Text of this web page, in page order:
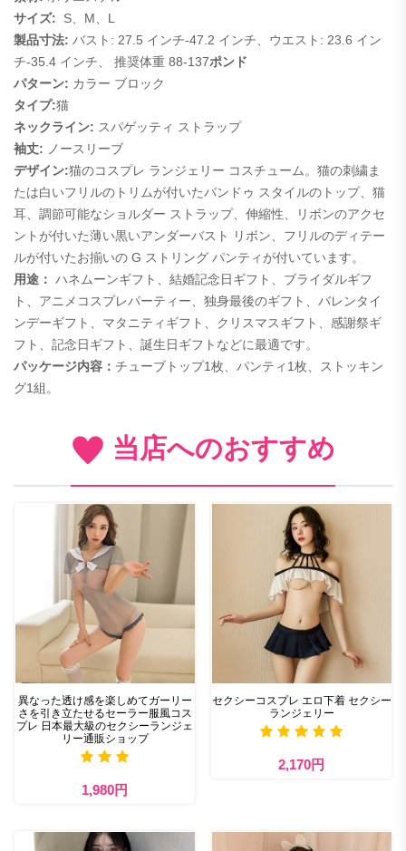
サイズ:
S、M、L
製品寸法: バスト: 27.5 インチ-47.2 インチ、ウエスト: 23.6 イン
チ-35.4 インチ、 推奨体重 88-137ポンド
パターン: カラー ブロック
タイプ:猫
ネックライン: スパゲッティ ストラップ
袖丈: ノースリーブ
デザイン:猫のコスプレ ランジェリー コスチューム。猫の刺繍ま
たは白いフリルのトリムが付いたバンドゥ スタイルのトップ、猫
耳、調節可能なショルダー ストラップ、伸縮性、リボンのアクセ
ントが付いた薄い黒いアンダーバスト リボン、フリルのディテー
ルが付いたお揃いの G ストリング パンティが付いています。
用途： ハネムーンギフト、結婚記念日ギフト、ブライダルギフ
ト、アニメコスプレパーティー、独身最後のギフト、バレンタイ
ンデーギフト、マタニティギフト、クリスマスギフト、感謝祭ギ
フト、記念日ギフト、誕生日ギフトなどに最適です。
パッケージ内容： チューブトップ1枚、パンティ1枚、ストッキン
グ1組。
当店へのおすすめ
異なった透け感を楽しめてガーリー
さを引き立たせるセーラー服風コス
プレ 日本最大級のセクシーランジェ
リー通販ショップ
1,980円
セクシーコスプレ エロ下着 セクシー
ランジェリー
2,170円